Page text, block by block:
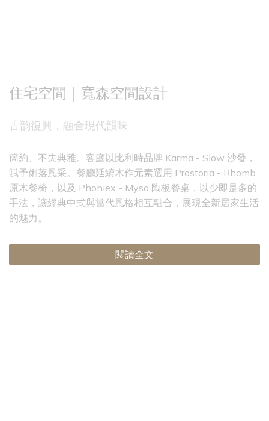
住宅空間｜寬森空間設計
古韵復興，融合現代韻味
簡約、不失典雅。客廳以比利時品牌 Karma - Slow 沙發，
賦予俐落風采。餐廳延續木作元素選用 Prostoria - Rhomb
原木餐椅，以及 Phoniex - Mysa 陶板餐桌，以少即是多的
手法，讓經典中式與當代風格相互融合，展現全新居家生活
的魅力。
閱讀全文